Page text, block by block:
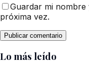
Guardar mi
próxima vez.
Lo más leído